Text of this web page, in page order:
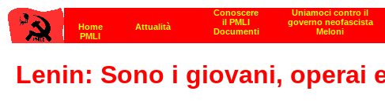
Lenin: Sono i giovani, operai